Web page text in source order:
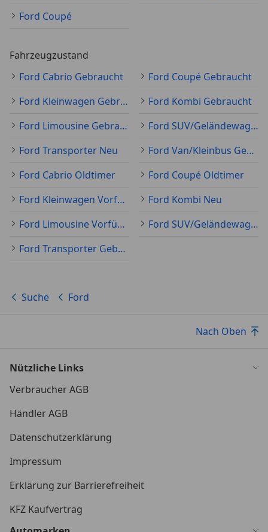
Ford Coupé
Fahrzeugzustand
Ford Cabrio Gebraucht
Ford Coupé Gebraucht
Ford Kleinwagen Gebraucht
Ford Kombi Gebraucht
Ford Limousine Gebraucht
Ford SUV/Geländewagen/Pickup Gebraucht
Ford Transporter Neu
Ford Van/Kleinbus Gebraucht
Ford Cabrio Oldtimer
Ford Coupé Oldtimer
Ford Kleinwagen Vorführfahrzeug
Ford Kombi Neu
Ford Limousine Vorführfahrzeug
Ford SUV/Geländewagen/Pickup Neu
Ford Transporter Gebraucht
Suche Ford
Nach Oben
Nützliche Links
Verbraucher AGB
Händler AGB
Datenschutzerklärung
Impressum
Erklärung zur Barrierefreiheit
KFZ Kaufvertrag